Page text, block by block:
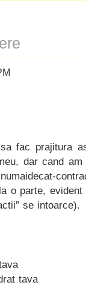
fac prajitura
dar cand
o parte,
se intoarce).
tava